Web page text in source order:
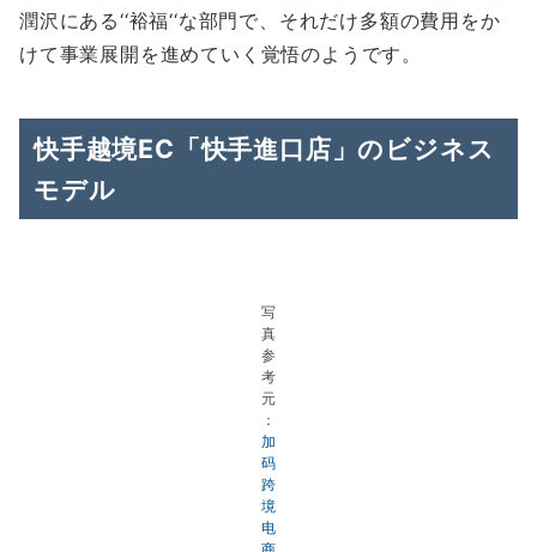
潤沢にある‘‘裕福‘‘な部門で、それだけ多額の費用をか
けて事業展開を進めていく覚悟のようです。
快手越境EC「快手進口店」のビジネス
モデル
写
真
参
考
元
：
加
码
跨
境
电